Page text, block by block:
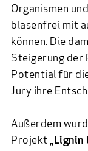
Organismen
blasenfrei mit
können. Die
Steigerung der
Potential für
Jury ihre
Außerdem
Projekt